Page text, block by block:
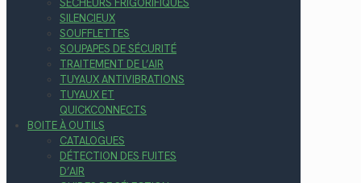
SÉCHEURS FRIGORIFIQUES
SILENCIEUX
SOUFFLETTES
SOUPAPES DE SÉCURITÉ
TRAITEMENT DE L’AIR
TUYAUX ANTIVIBRATIONS
TUYAUX ET
QUICKCONNECTS
BOITE À OUTILS
CATALOGUES
DÉTECTION DES FUITES
D’AIR